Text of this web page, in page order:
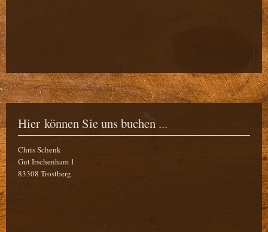
Hier können Sie uns buchen ...
Chris Schenk
Gut Irschenham 1
83308 Trostberg